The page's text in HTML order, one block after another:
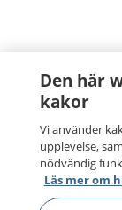
Den här
kakor
Vi använder
upplevelse,
nödvändig
Läs mer om